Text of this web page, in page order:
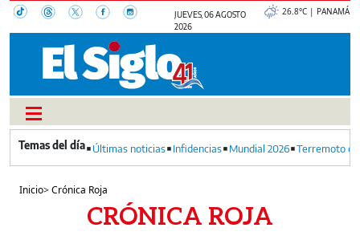
JUEVES, 06 AGOSTO
2026
26.8°C | PANAMÁ
Últimas noticias Infidencias Mundial 2026 Terremoto
Inicio>Crónica Roja
CRÓNICA ROJA